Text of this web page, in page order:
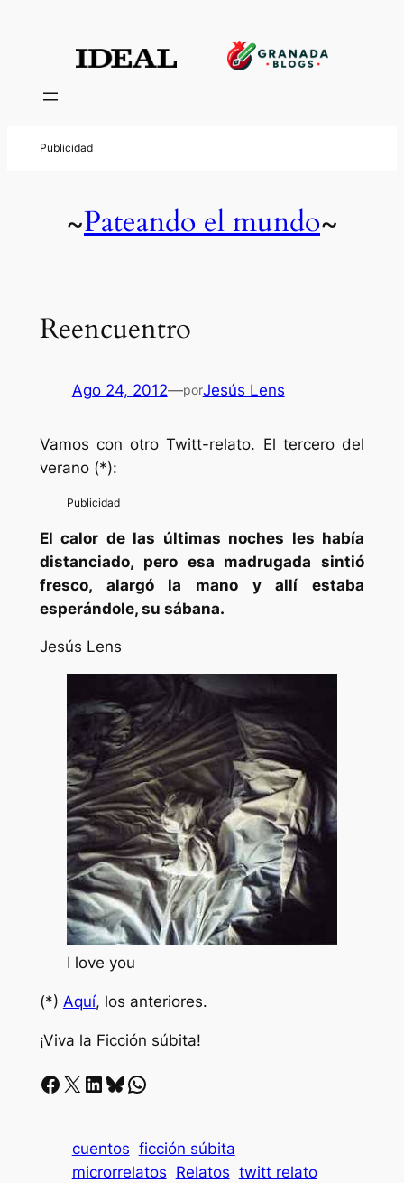
~Pateando el mundo~
Reencuentro
Ago 24, 2012—porJesús Lens
Vamos con otro Twitt-relato. El tercero del
verano (*):
El calor de las últimas noches les había
distanciado, pero esa madrugada sintió
fresco, alargó la mano y allí estaba
esperándole, su sábana.
Jesús Lens
I love you
(*) Aquí, los anteriores.
¡Viva la Ficción súbita!
Facebook X LinkedIn Bluesky Whatsapp
cuentos ficción súbita
microrrelatos Relatos twitt relato